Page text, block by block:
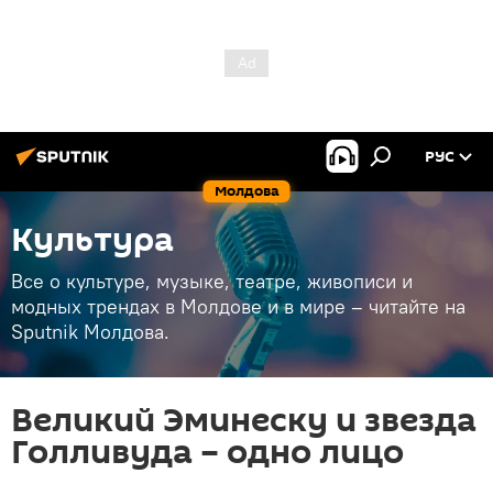
Молдова
РУС
Культура
Все о культуре, музыке, театре, живописи и
модных трендах в Молдове и в мире – читайте на
Sputnik Молдова.
Великий Эминеску и звезда
Голливуда – одно лицо